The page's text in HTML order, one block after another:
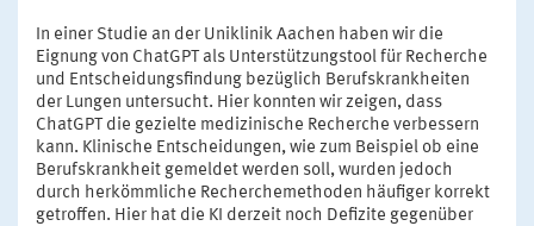
In einer Studie an der Uniklinik Aachen haben wir die
Eignung von ChatGPT als Unterstützungstool für Recherche
und Entscheidungsfindung bezüglich Berufskrankheiten
der Lungen untersucht. Hier konnten wir zeigen, dass
ChatGPT die gezielte medizinische Recherche verbessern
kann. Klinische Entscheidungen, wie zum Beispiel ob eine
Berufskrankheit gemeldet werden soll, wurden jedoch
durch herkömmliche Recherchemethoden häufiger korrekt
getroffen. Hier hat die KI derzeit noch Defizite gegenüber